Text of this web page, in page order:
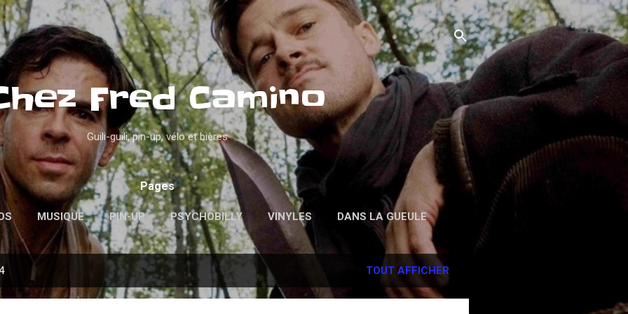
Accéder au contenu principal
Fred Camino
Guili-guili, pin-up, vélo et bières
Pages
MUSIQUE PIN-UP PSYCHOBILLY VINYLES DANS LA GUEULE
TOUT AFFICHER